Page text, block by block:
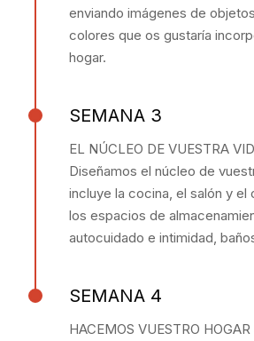
enviando imágenes de
colores que os gustaría
hogar.
SEMANA 3
EL NÚCLEO DE VUESTRA
Diseñamos el núcleo de
incluye la cocina, el salón y el
los espacios de
autocuidado e intimidad,
SEMANA 4
HACEMOS VUESTRO